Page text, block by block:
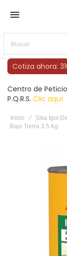
Buscar
Cotiza ahora:
Centro de
P.Q.R.S. Clic aquí
Inicio
Sika Igol
Bajo Tierra 3.5 Kg